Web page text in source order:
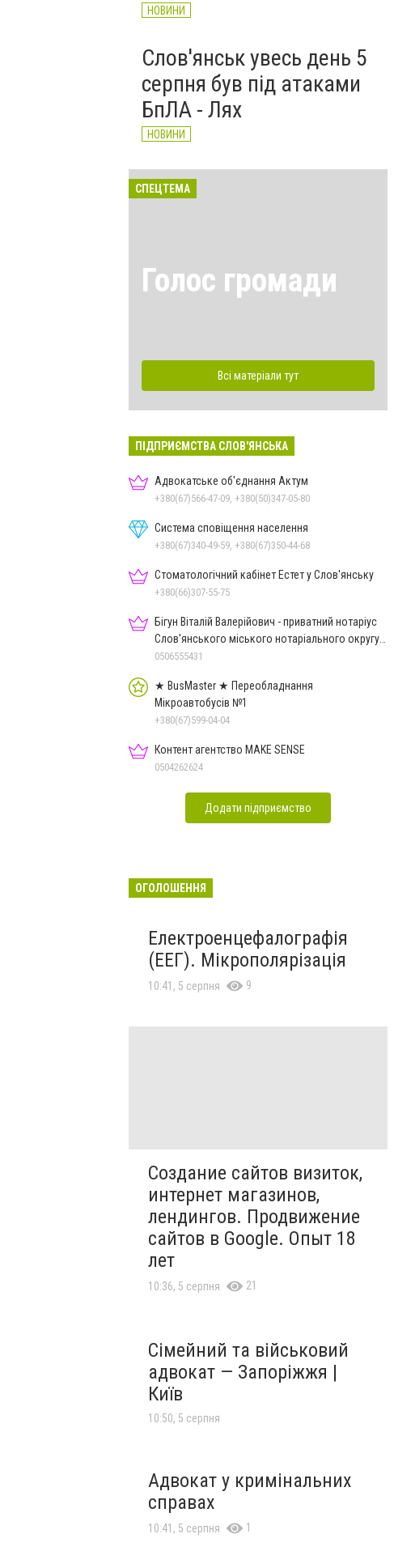
НОВИНИ
Слов'янськ увесь день 5
серпня був під атаками
БпЛА - Лях
НОВИНИ
СПЕЦТЕМА
Голос громади
Всі матеріали тут
ПІДПРИЄМСТВА СЛОВ'ЯНСЬКА
Адвокатське об'єднання Актум
+380(67)566-47-09, +380(50)347-05-80
Система сповіщення населення
+380(67)340-49-59, +380(67)350-44-68
Стоматологічний кабінет Естет у Слов'янську
+380(66)307-55-75
Бігун Віталій Валерійович - приватний нотаріус
Слов'янського міського нотаріального округу
Дон.обл.
0506555431
★ BusMaster ★ Переобладнання
Мікроавтобусів №1
+380(67)599-04-04
Контент агентство MAKE SENSE
0504262624
Додати підприємство
ОГОЛОШЕННЯ
Електроенцефалографія
(ЕЕГ). Мікрополярізація
10:41, 5 серпня 9
Создание сайтов визиток,
интернет магазинов,
лендингов. Продвижение
сайтов в Google. Опыт 18
лет
10:36, 5 серпня 21
Сімейний та військовий
адвокат — Запоріжжя |
Київ
10:50, 5 серпня
Адвокат у кримінальних
справах
10:41, 5 серпня 1